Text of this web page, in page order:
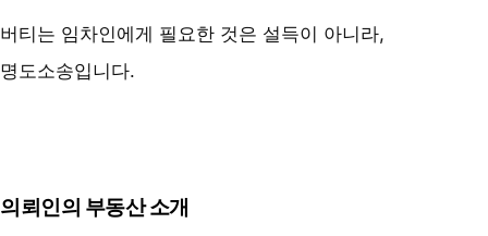
버티는 임차인에게 필요한 것은 설득이 아니라,
명도소송입니다.
의뢰인의 부동산 소개